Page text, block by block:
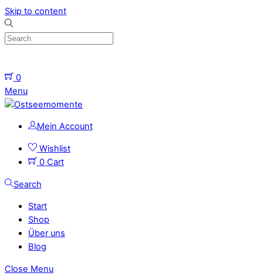
Skip to content
0
Menu
Mein Account
Wishlist
0 Cart
Search
Start
Shop
Über uns
Blog
Close Menu